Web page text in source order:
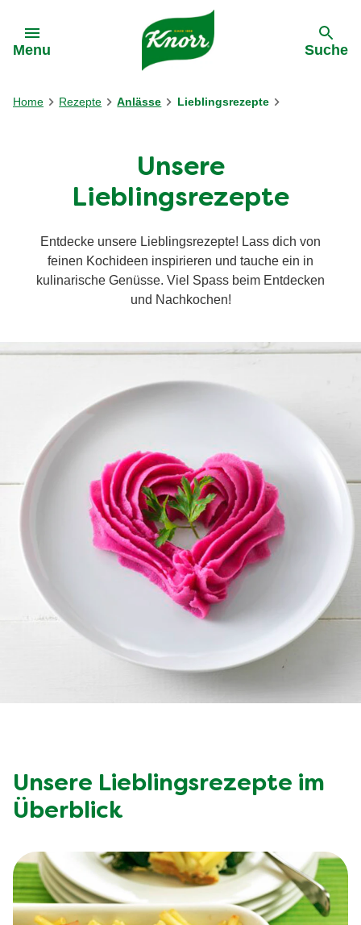
Menu Suche
Home Rezepte Anlässe Lieblingsrezepte
Unsere
Lieblingsrezepte
Entdecke unsere Lieblingsrezepte! Lass dich von
feinen Kochideen inspirieren und tauche ein in
kulinarische Genüsse. Viel Spass beim Entdecken
und Nachkochen!
Unsere Lieblingsrezepte im
Überblick